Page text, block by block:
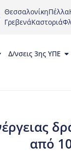
ΘεσσαλονίκηΠέλλα
ΓρεβενάΚαστοριά
Δ/νσεις 3ης ΥΠΕ
από